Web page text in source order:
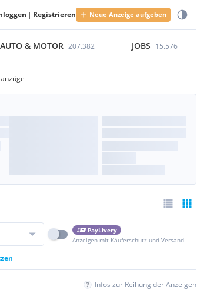
| Registrieren Neue Anzeige aufgeben
AUTO & MOTOR 207.382 JOBS 15.576
PayLivery
Anzeigen mit Käuferschutz und Versand
Infos zur Reihung der Anzeigen